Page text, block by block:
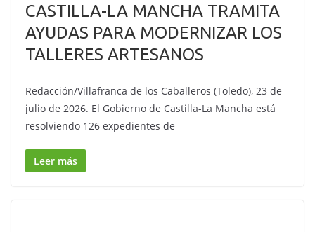
CASTILLA-LA MANCHA TRAMITA
AYUDAS PARA MODERNIZAR LOS
TALLERES ARTESANOS
Redacción/Villafranca de los Caballeros (Toledo), 23 de
julio de 2026. El Gobierno de Castilla-La Mancha está
resolviendo 126 expedientes de
Leer más